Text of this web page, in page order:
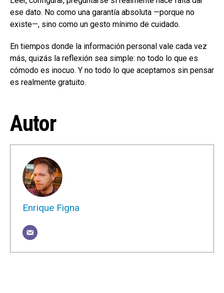
ese dato. No como una garantía absoluta —porque no
existe—, sino como un gesto mínimo de cuidado.
En tiempos donde la información personal vale cada vez
más, quizás la reflexión sea simple: no todo lo que es
cómodo es inocuo. Y no todo lo que aceptamos sin pensar
es realmente gratuito.
Autor
Enrique Figna